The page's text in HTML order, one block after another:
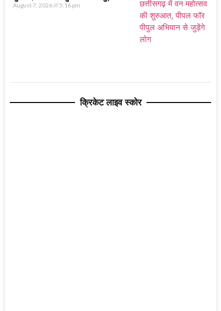
August 7, 2026 5:16 pm
क्रिकेट लाइव स्कोर